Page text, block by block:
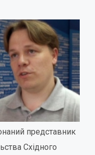
представник
Східного